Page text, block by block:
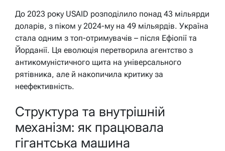
До 2023 року USAID розподілило понад 43 мільярди
доларів, з піком у 2024-му на 49 мільярдів. Україна
стала одним з топ-отримувачів – після Ефіопії та
Йорданії. Ця еволюція перетворила агентство з
антикомуністичного щита на універсального
рятівника, але й накопичила критику за
неефективність.
Структура та внутрішній
механізм: як працювала
гігантська машина